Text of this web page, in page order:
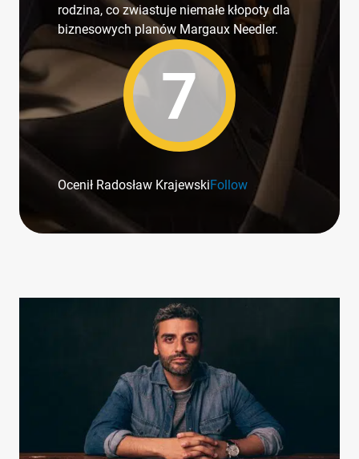
rodzina, co zwiastuje niemałe kłopoty dla
biznesowych planów Margaux Needler.
7
Ocenił Radosław KrajewskiFollow